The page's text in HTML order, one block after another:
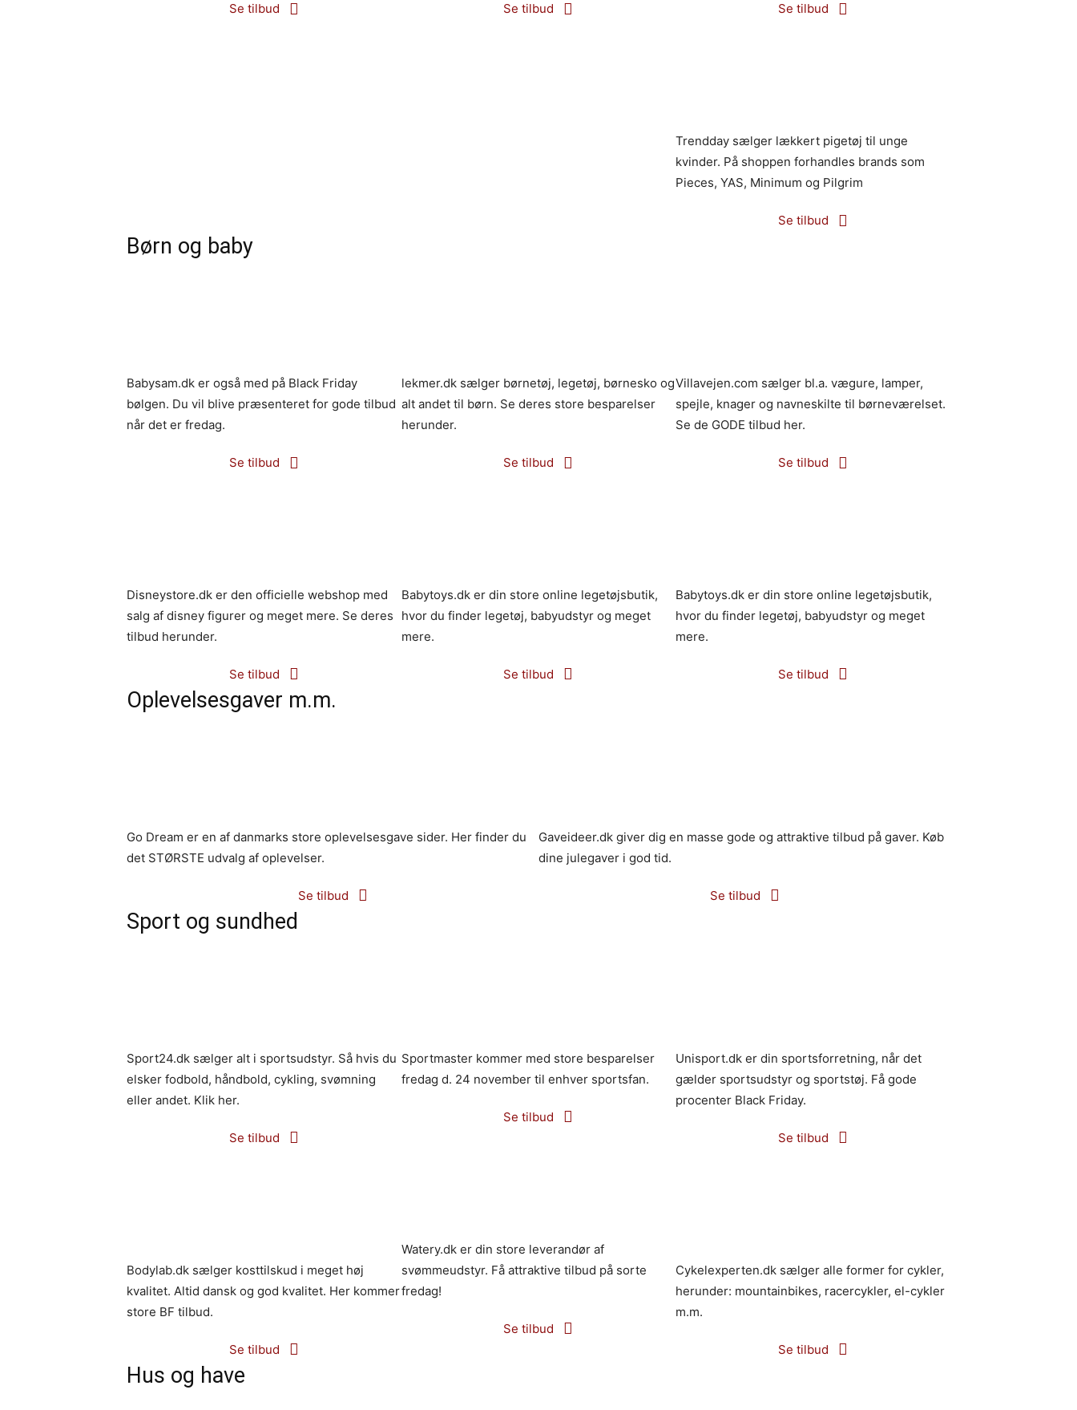
Se tilbud Se tilbud Se tilbud
Trendday sælger lækkert pigetøj til unge
kvinder. På shoppen forhandles brands som
Pieces, YAS, Minimum og Pilgrim
Se tilbud
Børn og baby
Babysam.dk er også med på Black Friday
bølgen. Du vil blive præsenteret for gode tilbud
når det er fredag.
Se tilbud
Disneystore.dk er den officielle webshop med
salg af disney figurer og meget mere. Se deres
tilbud herunder.
Se tilbud
lekmer.dk sælger børnetøj, legetøj, børnesko og
alt andet til børn. Se deres store besparelser
herunder.
Se tilbud
Babytoys.dk er din store online legetøjsbutik,
hvor du finder legetøj, babyudstyr og meget
mere.
Se tilbud
Villavejen.com sælger bl.a. vægure, lamper,
spejle, knager og navneskilte til børneværelset.
Se de GODE tilbud her.
Se tilbud
Babytoys.dk er din store online legetøjsbutik,
hvor du finder legetøj, babyudstyr og meget
mere.
Se tilbud
Oplevelsesgaver m.m.
Go Dream er en af danmarks store oplevelsesgave sider. Her finder du
det STØRSTE udvalg af oplevelser.
Se tilbud
Gaveideer.dk giver dig en masse gode og attraktive tilbud på gaver. Køb
dine julegaver i god tid.
Se tilbud
Sport og sundhed
Sport24.dk sælger alt i sportsudstyr. Så hvis du
elsker fodbold, håndbold, cykling, svømning
eller andet. Klik her.
Se tilbud
Bodylab.dk sælger kosttilskud i meget høj
kvalitet. Altid dansk og god kvalitet. Her kommer
store BF tilbud.
Se tilbud
Sportmaster kommer med store besparelser
fredag d. 24 november til enhver sportsfan.
Se tilbud
Watery.dk er din store leverandør af
svømmeudstyr. Få attraktive tilbud på sorte
fredag!
Se tilbud
Unisport.dk er din sportsforretning, når det
gælder sportsudstyr og sportstøj. Få gode
procenter Black Friday.
Se tilbud
Cykelexperten.dk sælger alle former for cykler,
herunder: mountainbikes, racercykler, el-cykler
m.m.
Se tilbud
Hus og have